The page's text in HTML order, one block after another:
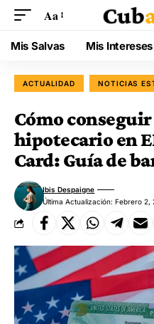
Aa
Mis Salvas Mis Intereses
ACTUALIDAD NOTICIAS
Cómo
hipotecario en
Card: Guía de
Última Actualización: Febrero 2,
Ibis Despaigne